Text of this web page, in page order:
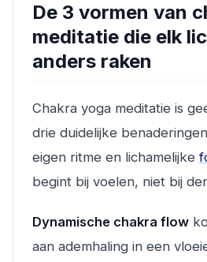
De 3 vormen van
meditatie die elk
anders raken
Chakra yoga meditatie is
drie duidelijke
eigen ritme en lichamelijke
begint bij voelen, niet bij
Dynamische chakra flow
aan ademhaling in een